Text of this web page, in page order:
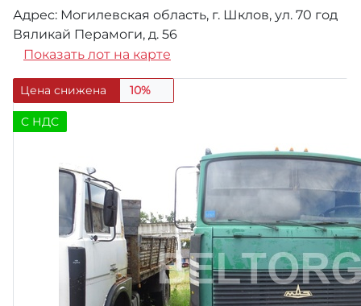
Адрес: Могилевская область, г. Шклов, ул. 70 год
Вяликай Перамоги, д. 56
Показать лот на карте
Цена снижена 10%
C НДС